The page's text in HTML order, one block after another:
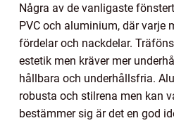
Några av de vanligaste
PVC och aluminium, där varje
fördelar och nackdelar.
estetik men kräver mer
hållbara och underhållsfria.
robusta och stilrena men kan
bestämmer sig är det en god